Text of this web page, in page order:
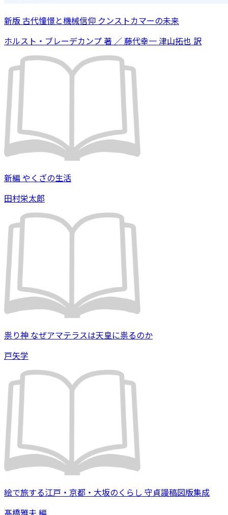
新版 古代憧憬と機械信仰 クンストカマーの未来
ホルスト・ブレーデカンプ 著 ／ 藤代幸一 津山拓也 訳
新編 やくざの生活
田村栄太郎
祟り神 なぜアマテラスは天皇に祟るのか
戸矢学
絵で旅する江戸・京都・大坂のくらし 守貞謾稿図版集成